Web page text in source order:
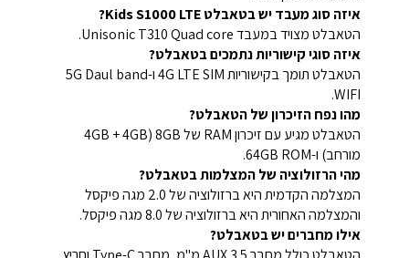
איזה סוג מעבד יש בטאבלט Kids S1000 LTE?
הטאבלט מצויד במעבד Unisonic T310 Quad core.
איזה סוגי קישוריות נתמכים בטאבלט?
הטאבלט תומך בקישוריות 4G LTE SIM ו-5G Daul band
WIFI.
מהו נפח הזיכרון של הטאבלט?
הטאבלט מגיע עם זיכרון RAM של 8GB (4GB + 4GB
מורחב) ו-64GB ROM.
מהי הרזולוציה של המצלמות בטאבלט?
המצלמה הקדמית היא ברזולוציה של 2.0 מגה פיקסל
והמצלמה האחורית היא ברזולוציה של 8.0 מגה פיקסל.
אילו מחברים יש בטאבלט?